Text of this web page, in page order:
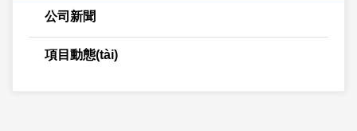
公司新聞
項目動態(tài)